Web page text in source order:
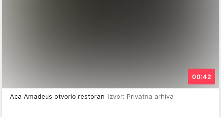
00:42
Aca Amadeus otvorio restoran Izvor: Privatna arhiva